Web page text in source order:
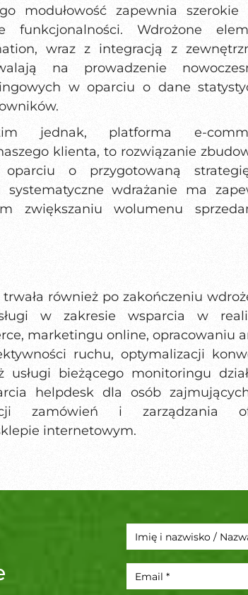
modułowość zapewnia szerokie
Wdrożone
wraz z integracją z
na prowadzenie
w oparciu o dane
jednak, platforma e-
klienta, to rozwiązanie
o przygotowaną
systematyczne wdrażanie ma
zwiększaniu wolumenu
trwała również po zakończeniu
w zakresie wsparcia w
marketingu online, opracowaniu
ruchu, optymalizacji
usługi bieżącego monitoringu
helpdesk dla osób
zamówień i zarządzania
internetowym.